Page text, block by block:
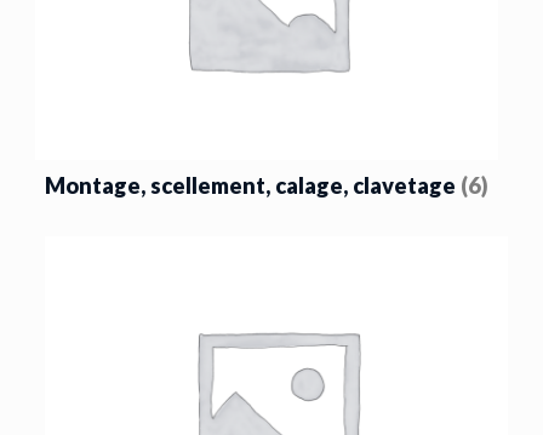
Montage, scellement, calage, clavetage (6)